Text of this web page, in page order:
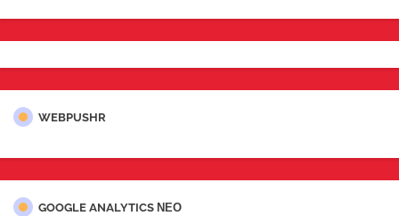
WEBPUSHR
GOOGLE ANALYTICS ΝΕΟ